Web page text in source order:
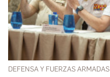
DEFENSA Y FUERZAS ARMADAS